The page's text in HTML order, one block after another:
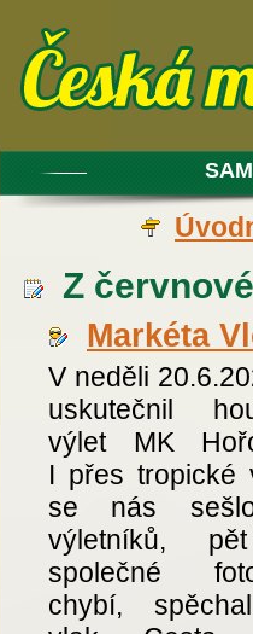
Z
Markéta
V neděli
uskutečnil
výlet MK
I přes tropické
se nás
výletníků,
společné
chybí,